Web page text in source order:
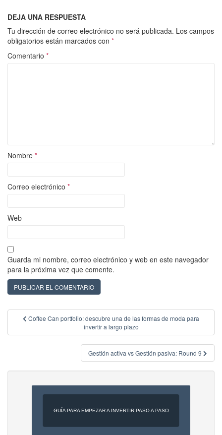
DEJA UNA RESPUESTA
Tu dirección de correo electrónico no será publicada. Los campos
obligatorios están marcados con *
Comentario *
Nombre *
Correo electrónico *
Web
Guarda mi nombre, correo electrónico y web en este navegador
para la próxima vez que comente.
Navegación
de
Coffee Can portfolio: descubre una de las formas de moda para
invertir a largo plazo
Gestión activa vs Gestión pasiva: Round 9
GUÍA PARA EMPEZAR A INVERTIR PASO A PASO